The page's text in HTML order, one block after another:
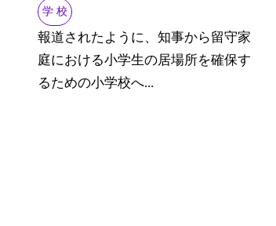
学 校
報道されたように、知事から留守家
庭における小学生の居場所を確保す
るための小学校へ...